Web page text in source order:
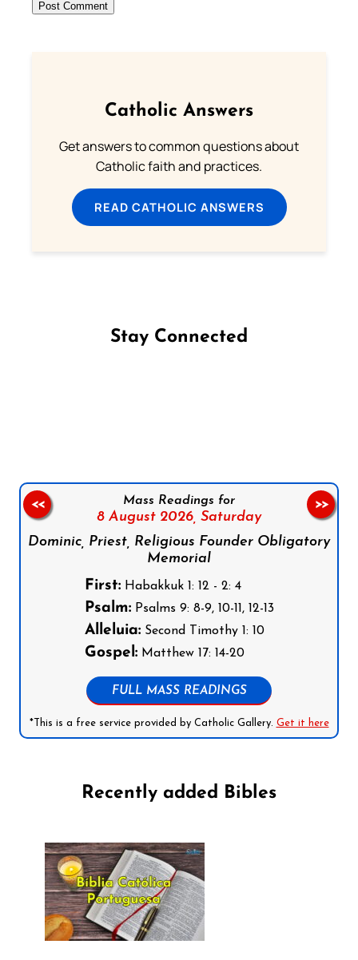
Catholic Answers
Get answers to common questions about
Catholic faith and practices.
READ CATHOLIC ANSWERS
Stay Connected
Mass Readings for
8 August 2026, Saturday
Dominic, Priest, Religious Founder Obligatory
Memorial
First:Habakkuk 1: 12 - 2: 4
Psalm:Psalms 9: 8-9, 10-11, 12-13
Alleluia:Second Timothy 1: 10
Gospel:Matthew 17: 14-20
FULL MASS READINGS
*This is a free service provided by Catholic Gallery. Get it here
<< >>
Recently added Bibles